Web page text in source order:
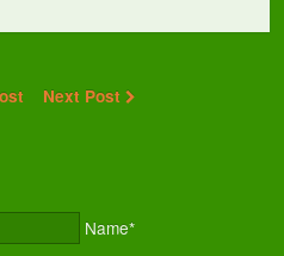
Next Post
Name*